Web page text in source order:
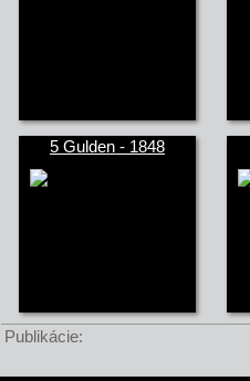
5 Gulden - 1848
Publikácie: